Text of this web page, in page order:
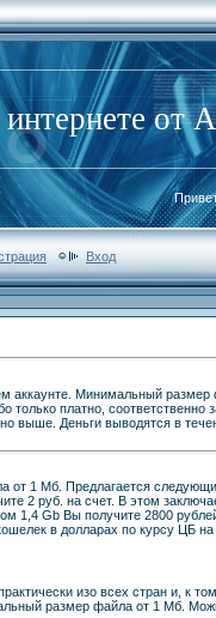
интернете от
Вход
аккаунте. Минимальный
платно, соответственно
выше. Деньги выводятся в
1 Мб. Предлагается
2 руб. на счет. В этом
1,4 Gb Вы получите 2800
в долларах по курсу ЦБ
изо всех стран и, к
размер файла от 1 Мб.